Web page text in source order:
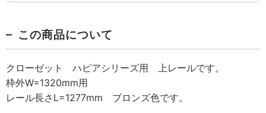
この商品について
クローゼット ハピアシリーズ用 上レールです。
枠外W=1320mm用
レール長さL=1277mm ブロンズ色です。